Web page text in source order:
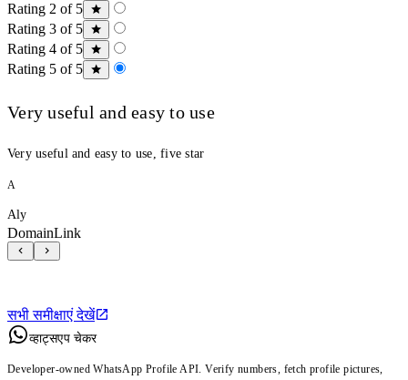
Rating 2 of 5
Rating 3 of 5
Rating 4 of 5
Rating 5 of 5
Very useful and easy to use
Very useful and easy to use, five star
A
Aly
DomainLink
सभी समीक्षाएं देखें
व्हाट्सएप चेकर
Developer-owned WhatsApp Profile API. Verify numbers, fetch profile pictures,